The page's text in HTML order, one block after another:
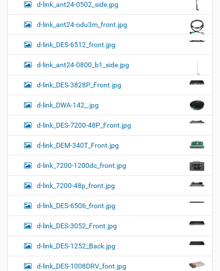
d-link_ant24-0502_side.jpg
d-link_ant24-odu3m_front.jpg
d-link_DES-6512_front.jpg
d-link_ant24-0800_b1_side.jpg
d-link_DES-3828P_Front.jpg
d-link_DWA-142_.jpg
d-link_DES-7200-48P_Front.jpg
d-link_DEM-340T_Front.jpg
d-link_7200-1200dc_front.jpg
d-link_7200-48p_front.jpg
d-link_DES-6506_front.jpg
d-link_DES-3052_Front.jpg
d-link_DES-1252_Back.jpg
d-link_DES-1008DRV_font.jpg